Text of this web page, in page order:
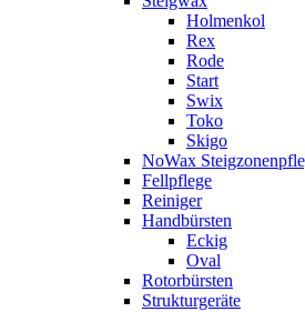
Holmenkol
Rex
Rode
Start
Swix
Toko
Skigo
NoWax
Fellpflege
Reiniger
Handbürsten
Eckig
Oval
Rotorbürsten
Strukturgeräte